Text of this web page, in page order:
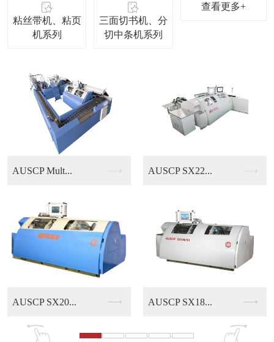
粘丝带机、粘页
机系列
三面切书机、分
切中条机系列
查看更多+
AUSCP SX22...
AUSCP SX18...
KUBUS B13/...
AUSCP QS30...